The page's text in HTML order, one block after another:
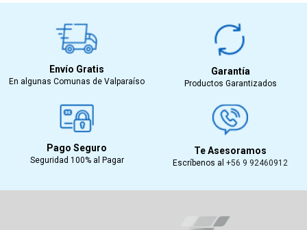
Envío Gratis
En algunas Comunas de Valparaíso
Garantía
Productos Garantizados
Pago Seguro
Seguridad 100% al Pagar
Te Asesoramos
Escríbenos al +56 9 92460912